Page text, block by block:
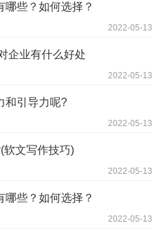
些？如何选择？
2022-05-13
企业有什么好处
2022-05-13
和引导力呢?
2022-05-13
软文写作技巧)
2022-05-13
些？如何选择？
2022-05-13